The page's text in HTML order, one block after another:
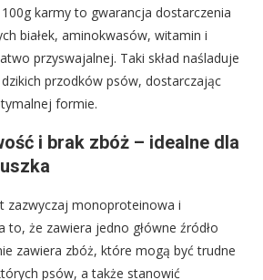
karmy to gwarancja dostarczenia
białek, aminokwasów, witamin i
przyswajalnej. Taki skład naśladuje
przodków psów, dostarczając
formie.
i brak zbóż – idealne dla
zazwyczaj monoproteinowa i
to, że zawiera jedno główne źródło
zawiera zbóż, które mogą być trudne
psów, a także stanowić